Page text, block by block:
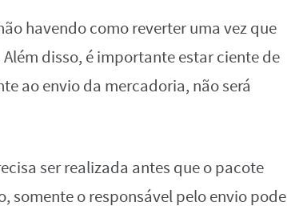
havendo como reverter uma vez que
disso, é importante estar ciente de
ao envio da mercadoria, não será
ser realizada antes que o pacote
somente o responsável pelo envio pode